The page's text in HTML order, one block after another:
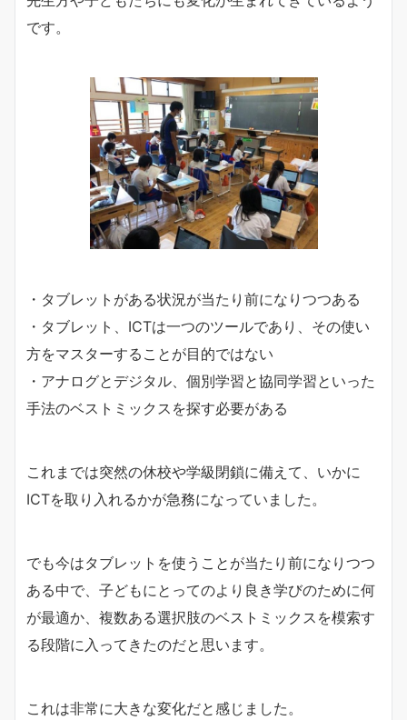
です。
・タブレットがある状況が当たり前になりつつある
・タブレット、ICTは一つのツールであり、その使い
方をマスターすることが目的ではない
・アナログとデジタル、個別学習と協同学習といった
手法のベストミックスを探す必要がある
これまでは突然の休校や学級閉鎖に備えて、いかに
ICTを取り入れるかが急務になっていました。
でも今はタブレットを使うことが当たり前になりつつ
ある中で、子どもにとってのより良き学びのために何
が最適か、複数ある選択肢のベストミックスを模索す
る段階に入ってきたのだと思います。
これは非常に大きな変化だと感じました。